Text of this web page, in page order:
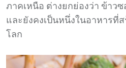
ภาคเหนือ ต่างยกย่องว่า ข้าว
และยังคงเป็นหนึ่งในอาหารที่
โลก